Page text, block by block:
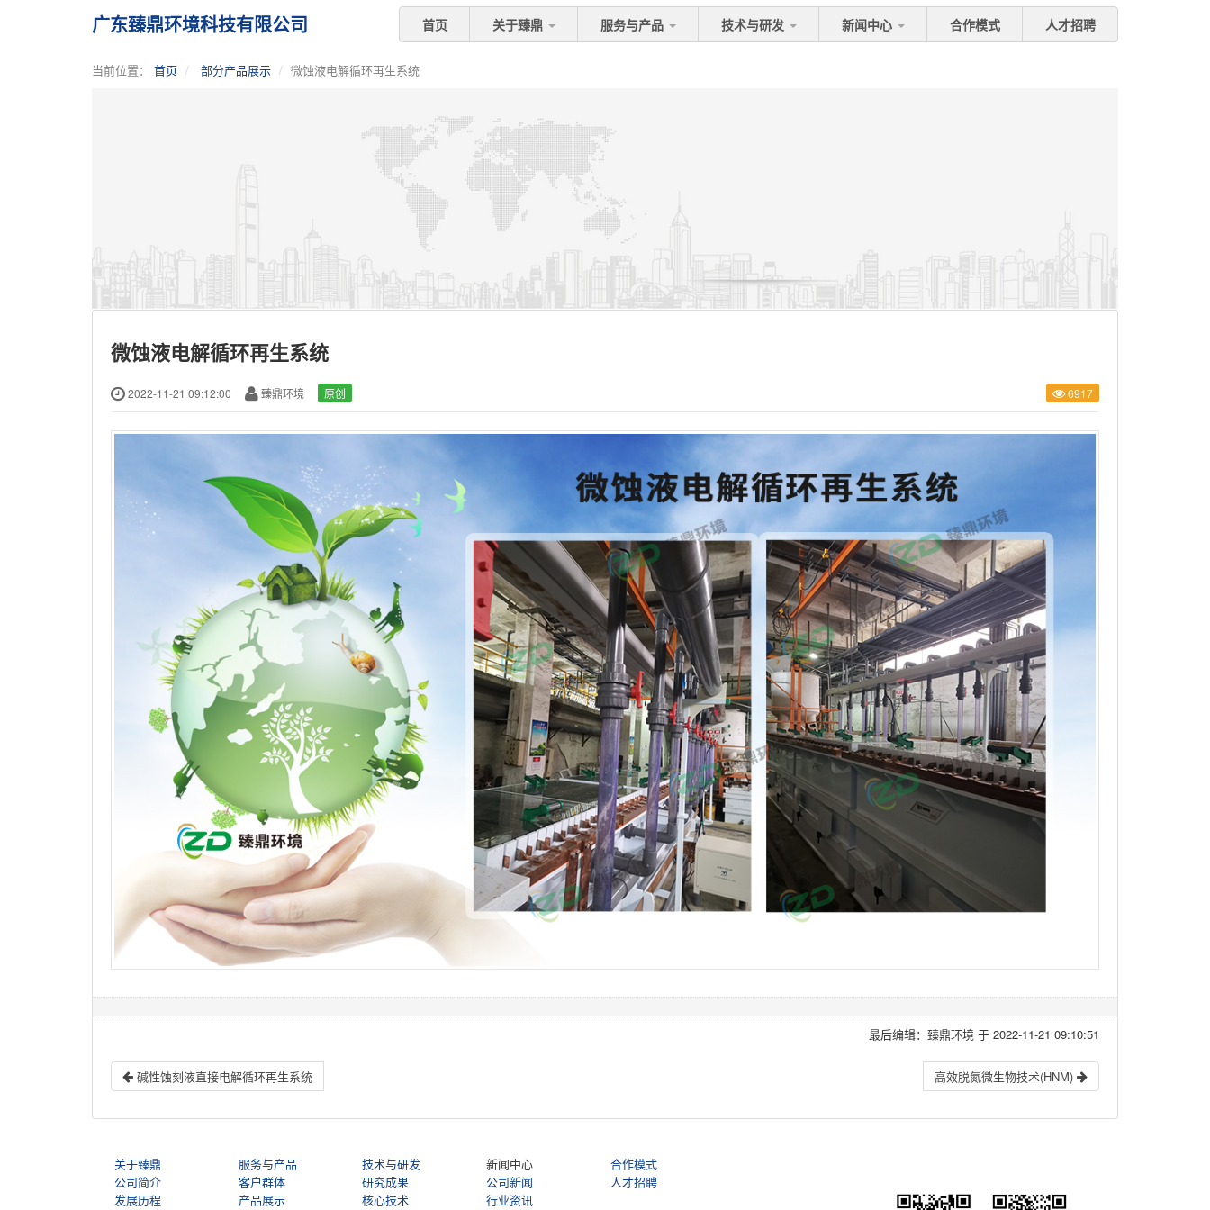
广东臻鼎环境科技有限公司 首页 关于臻鼎 服务与产品 技术与研发 新闻中心 合作模式 人才招聘
当前位置： 首页 部分产品展示 微蚀液电解循环再生系统
微蚀液电解循环再生系统
2022-11-21 09:12:00 臻鼎环境 原创 6917
最后编辑：臻鼎环境 于 2022-11-21 09:10:51
碱性蚀刻液直接电解循环再生系统 高效脱氮微生物技术(HNM)
关于臻鼎
公司简介
发展历程
服务与产品
客户群体
产品展示
技术与研发
研究成果
核心技术
新闻中心
公司新闻
行业资讯
合作模式
人才招聘